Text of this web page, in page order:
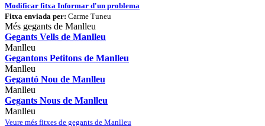
Modificar fitxa Informar d'un problema
Fitxa enviada per: Carme Tuneu
Més gegants de Manlleu
Gegants Vells de Manlleu
Manlleu
Gegantons Petitons de Manlleu
Manlleu
Gegantó Nou de Manlleu
Manlleu
Gegants Nous de Manlleu
Manlleu
Veure més fitxes de gegants de Manlleu